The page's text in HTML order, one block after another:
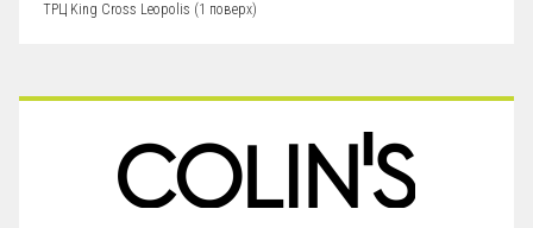
ТРЦ King Cross Leopolis (1 поверх)